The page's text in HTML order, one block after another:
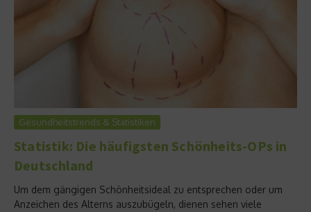
Gesundheitstrends & Statistiken
Statistik: Die häufigsten Schönheits-OPs in
Deutschland
Um dem gängigen Schönheitsideal zu entsprechen oder um
Anzeichen des Alterns auszubügeln, dienen sehen viele